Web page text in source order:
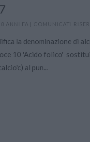
ANNI FA | COMUNICATI
la denominazione di
10 'Acido folico' 
al pun...